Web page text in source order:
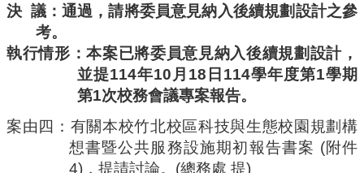
決 議：通過，請將委員意見納入後續規劃設計之參
考。
執行情形：本案已將委員意見納入後續規劃設計，
並提114年10 月 18 日 114學年度第1學期
第1次校務會議專案報告。
案由四： 有關本校竹北校區科技與生態校園規劃構
想書暨公共服務設施期初報告書案 (附件
4) ，提請討論。 (總務處 提)